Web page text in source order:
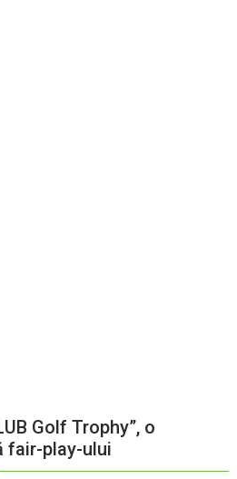
Golf Trophy”, o
fair-play-ului